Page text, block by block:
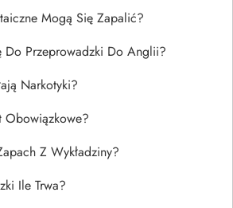
Mogą Się Zapalić?
Do Przeprowadzki Do Anglii?
Narkotyki?
Obowiązkowe?
Z Wykładziny?
Ile Trwa?